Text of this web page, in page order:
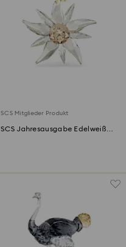
SCS Mitglieder Produkt
SCS Jahresausgabe Edelweiß